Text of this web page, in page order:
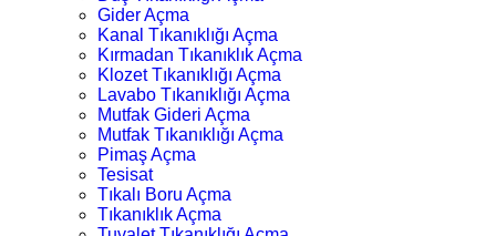
Gider Açma
Kanal Tıkanıklığı Açma
Kırmadan Tıkanıklık Açma
Klozet Tıkanıklığı Açma
Lavabo Tıkanıklığı Açma
Mutfak Gideri Açma
Mutfak Tıkanıklığı Açma
Pimaş Açma
Tesisat
Tıkalı Boru Açma
Tıkanıklık Açma